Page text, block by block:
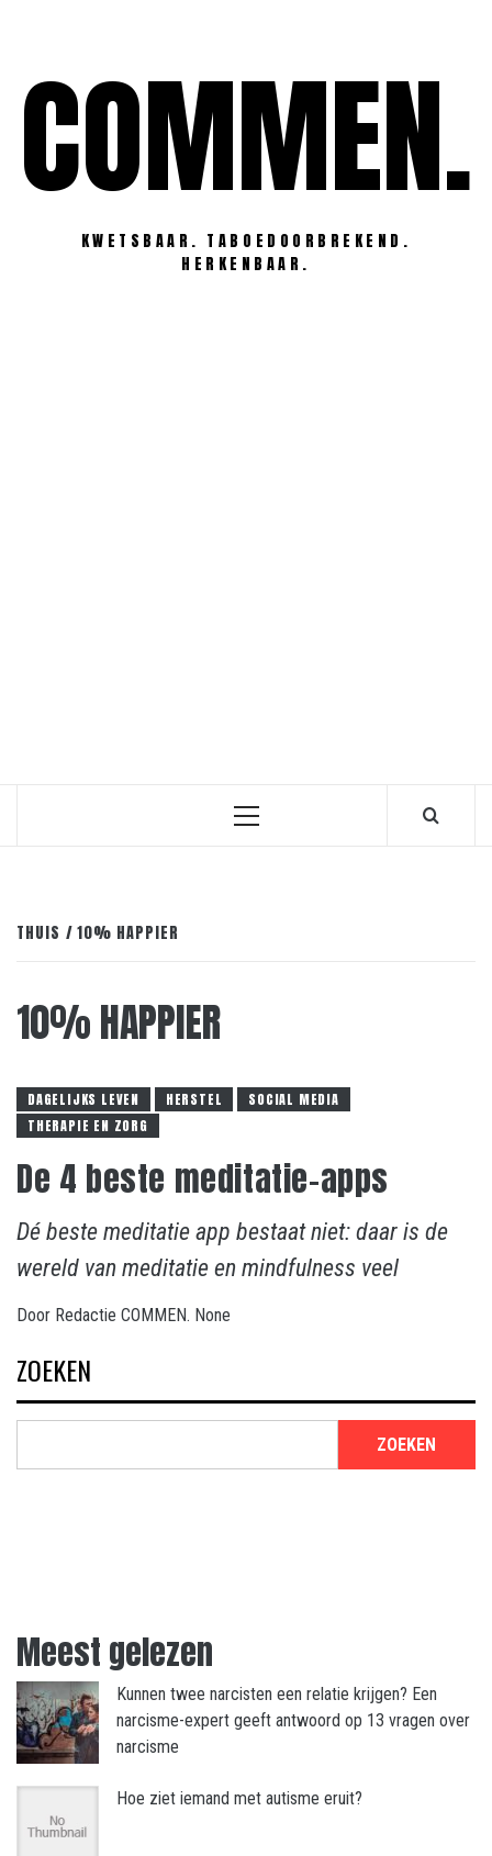
inhoudCOMMEN.
KWETSBAAR. TABOEDOORBREKEND.
HERKENBAAR.
Primair
THUIS 10% HAPPIER
10% HAPPIER
DAGELIJKS LEVEN HERSTEL
SOCIAL MEDIA
THERAPIE EN ZORG
De 4 beste meditatie-apps
Dé beste meditatie app bestaat niet: daar is de
wereld van meditatie en mindfulness veel
Door Redactie COMMEN. None
ZOEKEN
ZOEKEN
Meest gelezen
Kunnen twee narcisten een relatie krijgen? Een
narcisme-expert geeft antwoord op 13 vragen over
narcisme
Hoe ziet iemand met autisme eruit?